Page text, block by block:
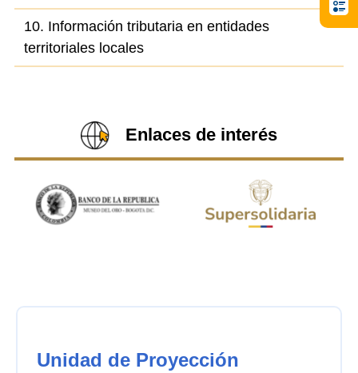
10. Información tributaria en entidades
territoriales locales
Enlaces de interés
Unidad de Proyección